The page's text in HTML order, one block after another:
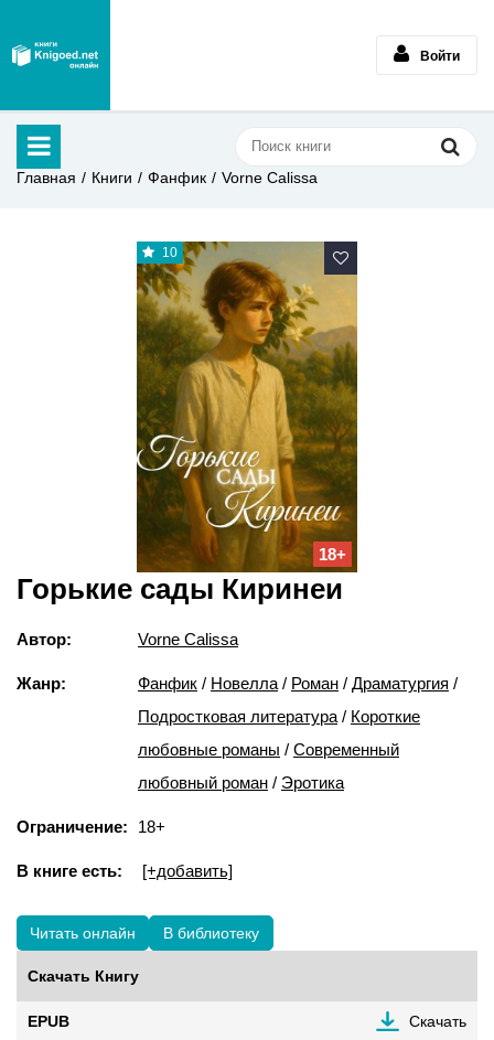
Войти
Главная Книги Фанфик Vorne Calissa
10
18+
Горькие сады Киринеи
Автор: Vorne Calissa
Жанр: Фанфик / Новелла / Роман / Драматургия /
Подростковая литература / Короткие
любовные романы / Современный
любовный роман / Эротика
Ограничение: 18+
В книге есть: [+добавить]
Читать онлайн В библиотеку
Скачать Книгу
EPUB Скачать